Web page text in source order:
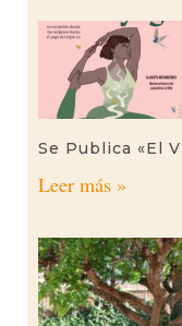
Se Publica «El
Leer más »